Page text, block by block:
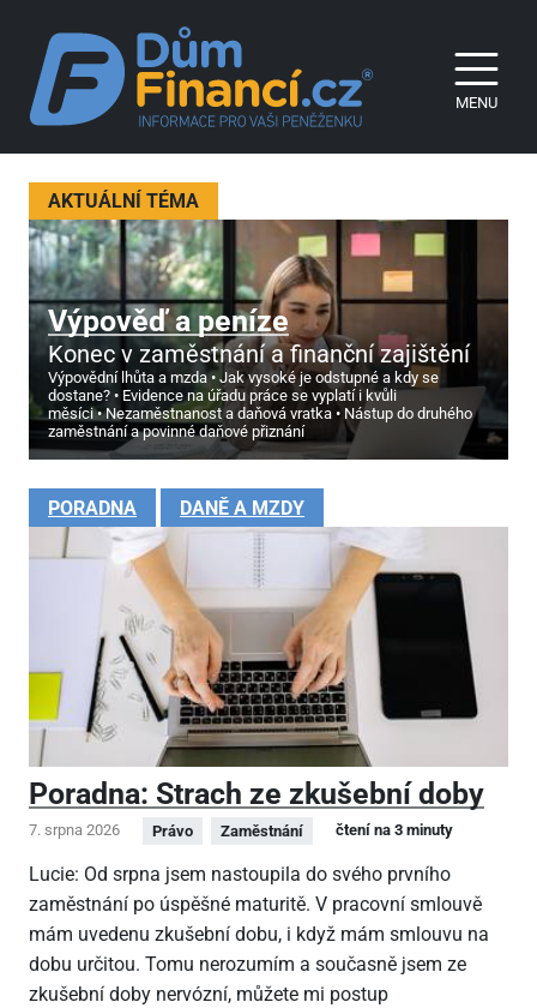
MENU
AKTUÁLNÍ TÉMA
Výpověď a peníze
Konec v zaměstnání a finanční zajištění
Výpovědní lhůta a mzda
Jak vysoké je odstupné a kdy se
dostane?
Evidence na úřadu práce se vyplatí i kvůli
měsíci
Nezaměstnanost a daňová vratka
Nástup do druhého
zaměstnání a povinné daňové přiznání
PORADNA DANĚ A MZDY
Poradna: Strach ze zkušební doby
7. srpna 2026 Právo Zaměstnání čtení na 3 minuty
Lucie: Od srpna jsem nastoupila do svého prvního
zaměstnání po úspěšné maturitě. V pracovní smlouvě
mám uvedenu zkušební dobu, i když mám smlouvu na
dobu určitou. Tomu nerozumím a současně jsem ze
zkušební doby nervózní, můžete mi postup